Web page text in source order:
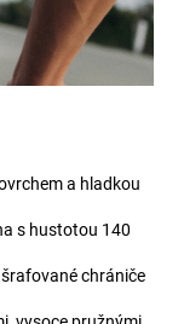
a hladkou
s hustotou 140
chrániče